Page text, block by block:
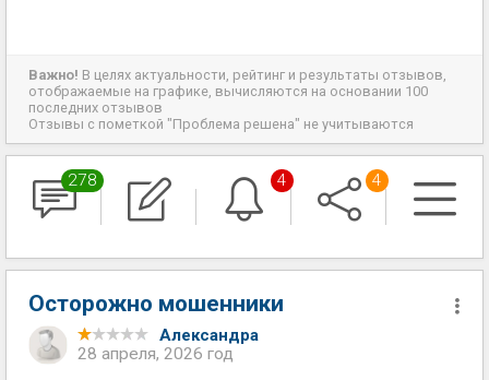
Важно! В целях актуальности, рейтинг и результаты отзывов,
отображаемые на графике, вычисляются на основании 100
последних отзывов
Отзывы с пометкой "Проблема решена" не учитываются
278 4 4
Осторожно мошенники
Александра
28 апреля, 2026 год